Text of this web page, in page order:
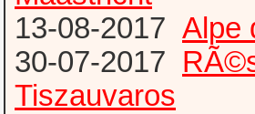
13-08-2017 Alpe
30-07-2017
Tiszauvaros